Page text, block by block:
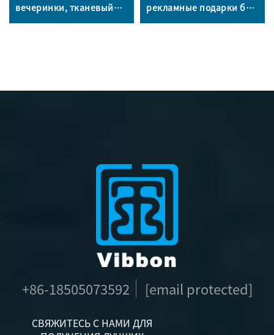
вечеринки, тканевый
билет на фестиваль,
концертные браслеты
рекламные подарки без
минимального заказа,
+86-18505073592 [email protected]
СВЯЖИТЕСЬ С НАМИ ДЛЯ